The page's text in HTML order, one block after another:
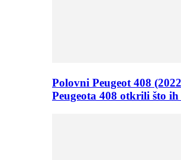
Polovni Peugeot 408
Peugeota 408 otkrili što